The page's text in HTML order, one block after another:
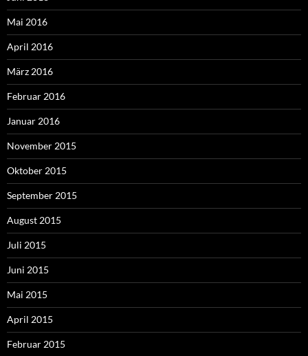
Mai 2016
April 2016
März 2016
Februar 2016
Januar 2016
November 2015
Oktober 2015
September 2015
August 2015
Juli 2015
Juni 2015
Mai 2015
April 2015
Februar 2015